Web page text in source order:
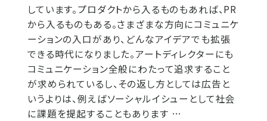
しています。プロダクトから入るものもあれば、PR
から入るものもある。さまざまな方向にコミュニケ
ーションの入口があり、どんなアイデアでも拡張
できる時代になりました。アートディレクターにも
コミュニケーション全般にわたって追求すること
が求められているし、その返し方としては広告と
いうよりは、例えばソーシャルイシューとして社会
に課題を提起することもあります …